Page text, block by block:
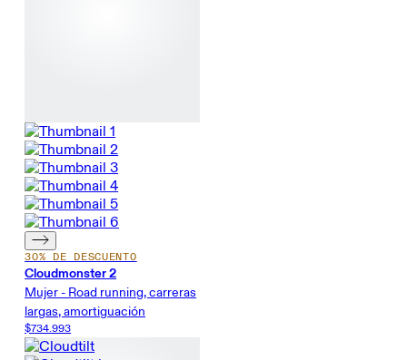
30% DE DESCUENTO
Cloudmonster 2
Mujer - Road running, carreras
largas, amortiguación
$734.993